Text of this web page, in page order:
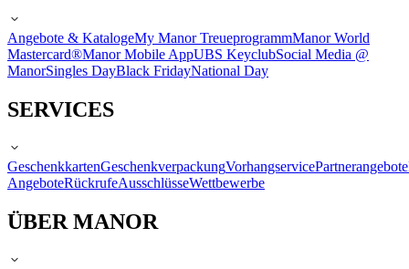
Angebote & KatalogeMy Manor TreueprogrammManor World
Mastercard®Manor Mobile AppUBS KeyclubSocial Media @
ManorSingles DayBlack FridayNational Day
SERVICES
GeschenkkartenGeschenkverpackungVorhangservicePartnerangebote
AngeboteRückrufeAusschlüsseWettbewerbe
ÜBER MANOR